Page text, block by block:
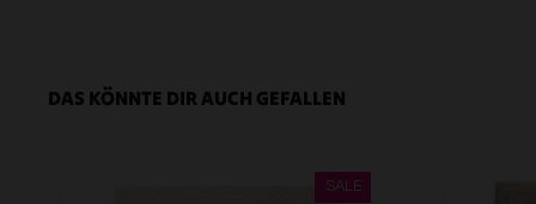
DAS KÖNNTE DIR AUCH GEFALLEN